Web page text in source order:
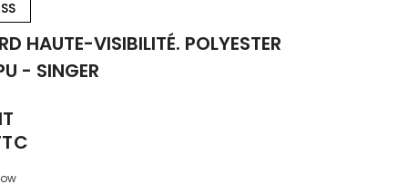
HAUTE-VISIBILITÉ. POLYESTER
- SINGER